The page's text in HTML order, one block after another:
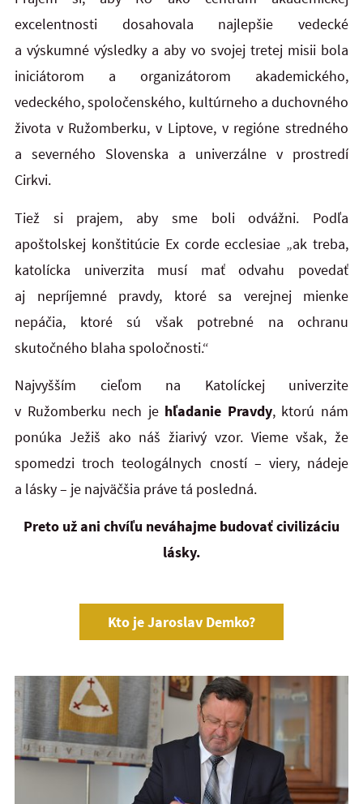
excelentnosti dosahovala najlepšie vedecké
a výskumné výsledky a aby vo svojej tretej misii bola
iniciátorom a organizátorom akademického,
vedeckého, spoločenského, kultúrneho a duchovného
života v Ružomberku, v Liptove, v regióne stredného
a severného Slovenska a univerzálne v prostredí
Cirkvi.
Tiež si prajem, aby sme boli odvážni. Podľa
apoštolskej konštitúcie Ex corde ecclesiae „ak treba,
katolícka univerzita musí mať odvahu povedať
aj nepríjemné pravdy, ktoré sa verejnej mienke
nepáčia, ktoré sú však potrebné na ochranu
skutočného blaha spoločnosti.“
Najvyšším cieľom na Katolíckej univerzite
v Ružomberku nech je hľadanie Pravdy, ktorú nám
ponúka Ježiš ako náš žiarivý vzor. Vieme však, že
spomedzi troch teologálnych cností – viery, nádeje
a lásky – je najväčšia práve tá posledná.
Preto už ani chvíľu neváhajme budovať civilizáciu
lásky.
Kto je Jaroslav Demko?